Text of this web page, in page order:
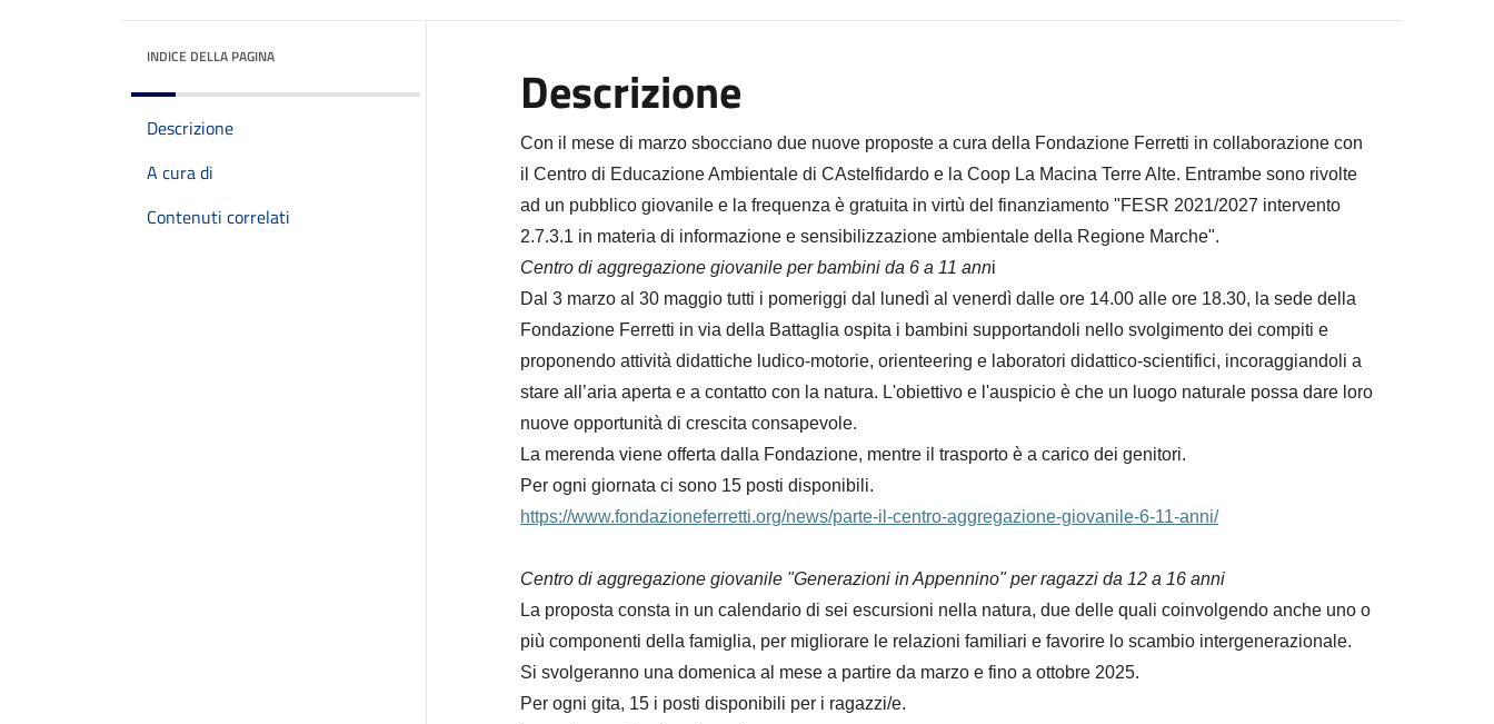
INDICE DELLA PAGINA
Descrizione
A cura di
Contenuti correlati
Descrizione
Con il mese di marzo sbocciano due nuove proposte a cura della Fondazione Ferretti in collaborazione con
il Centro di Educazione Ambientale di CAstelfidardo e la Coop La Macina Terre Alte. Entrambe sono rivolte
ad un pubblico giovanile e la frequenza è gratuita in virtù del finanziamento "FESR 2021/2027 intervento
2.7.3.1 in materia di informazione e sensibilizzazione ambientale della Regione Marche".
Centro di aggregazione giovanile per bambini da 6 a 11 anni
Dal 3 marzo al 30 maggiotutti i pomeriggi dal lunedì al venerdì dalle ore 14.00 alle ore 18.30, la sede della
Fondazione Ferretti in via della Battaglia ospita i bambini supportandoli nello svolgimento dei compiti e
proponendo attività didattiche ludico-motorie, orienteering e laboratori didattico-scientifici, incoraggiandoli a
stare all’aria aperta e a contatto con la natura. L'obiettivo e l'auspicio è che un luogo naturale possa dare loro
nuove opportunità di crescita consapevole.
La merenda viene offerta dalla Fondazione, mentre il trasporto è a carico dei genitori.
Per ogni giornata ci sono 15 posti disponibili.
https://www.fondazioneferretti.org/news/parte-il-centro-aggregazione-giovanile-6-11-anni/
Centro di aggregazione giovanile "Generazioni in Appennino" per ragazzi da 12 a 16 anni
La proposta consta in un calendario di sei escursioni nella natura, duedelle quali coinvolgendo anche uno o
più componenti della famiglia, per migliorare le relazioni familiari e favorire lo scambio intergenerazionale.
Si svolgeranno una domenica al mese a partire da marzo e fino a ottobre 2025.
Per ogni gita, 15 i posti disponibili per i ragazzi/e.